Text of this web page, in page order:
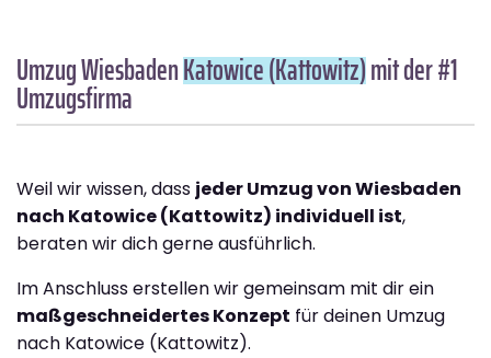
Umzug WiesbadenKatowice (Kattowitz)mit der #1
Umzugsfirma
Weil wir wissen, dass jeder Umzug von Wiesbaden
nach Katowice (Kattowitz) individuell ist,
beraten wir dich gerne ausführlich.
Im Anschluss erstellen wir gemeinsam mit dir ein
maßgeschneidertes Konzept für deinen Umzug
nach Katowice (Kattowitz).